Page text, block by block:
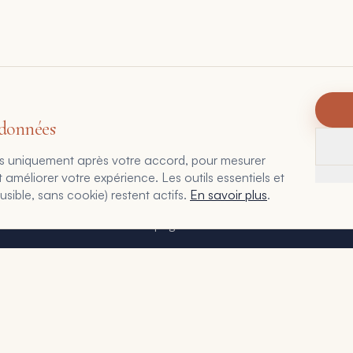
Accueil
Le Point Stratégique
Accompagnement
uniquement après votre accord, pour mesurer
votre expérience. Les outils essentiels et
sans cookie) restent actifs. En savoir plus.